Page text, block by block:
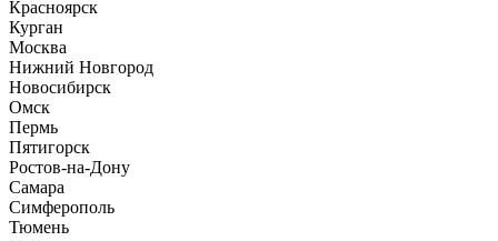
Красноярск
Курган
Москва
Нижний Новгород
Новосибирск
Омск
Пермь
Пятигорск
Ростов-на-Дону
Самара
Симферополь
Тюмень